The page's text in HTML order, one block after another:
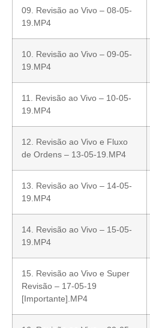
09. Revisão ao Vivo – 08-05-
19.MP4
10. Revisão ao Vivo – 09-05-
19.MP4
11. Revisão ao Vivo – 10-05-
19.MP4
12. Revisão ao Vivo e Fluxo
de Ordens – 13-05-19.MP4
13. Revisão ao Vivo – 14-05-
19.MP4
14. Revisão ao Vivo – 15-05-
19.MP4
15. Revisão ao Vivo e Super
Revisão – 17-05-19
[Importante].MP4